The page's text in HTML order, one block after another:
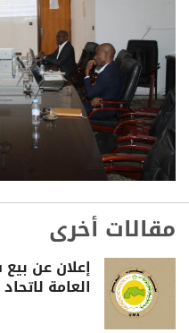
مقالات أخرى
إعلان عن
العامة